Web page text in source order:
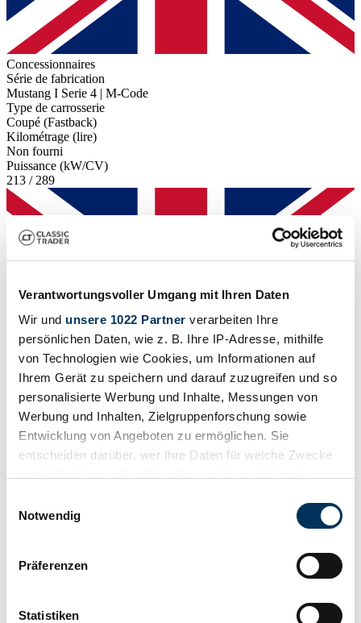
Verantwortungsvoller Umgang mit Ihren Daten
Wir und unsere 1022 Partner verarbeiten Ihre
persönlichen Daten, wie z. B. Ihre IP-Adresse, mithilfe
von Technologien wie Cookies, um Informationen auf
Ihrem Gerät zu speichern und darauf zuzugreifen und so
personalisierte Werbung und Inhalte, Messungen von
Werbung und Inhalten, Zielgruppenforschung sowie
Entwicklung von Angeboten zu ermöglichen. Sie
entscheiden darüber, wer Ihre Daten für welche Zwecke
Trigger Symbol ändern oder widerrufen
Informationen über Ihre geografische Lage
können
Notwendig
Präferenzen
Statistiken
Concessionnaires
Série de fabrication
Mustang I Serie 4 | M-Code
Type de carrosserie
Coupé (Fastback)
Kilométrage (lire)
Non fourni
Puissance (kW/CV)
213 / 289
Concessionnaires